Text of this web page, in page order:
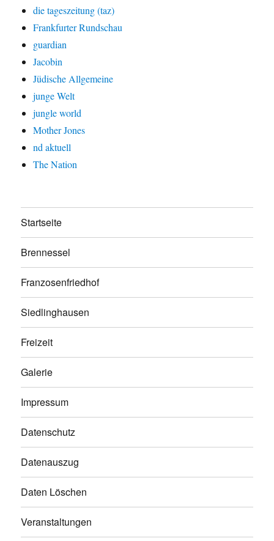
die tageszeitung (taz)
Frankfurter Rundschau
guardian
Jacobin
Jüdische Allgemeine
junge Welt
jungle world
Mother Jones
nd aktuell
The Nation
Startseite
Brennessel
Franzosenfriedhof
Siedlinghausen
Freizeit
Galerie
Impressum
Datenschutz
Datenauszug
Daten Löschen
Veranstaltungen